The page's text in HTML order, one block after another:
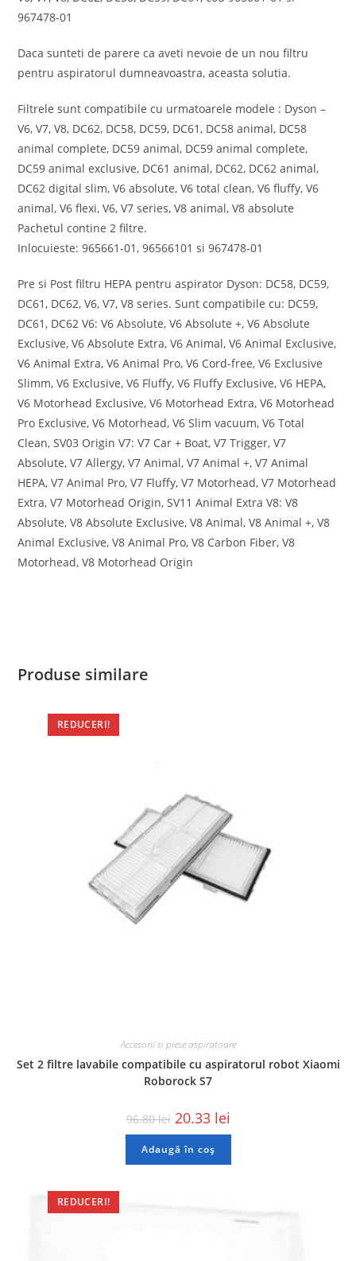
967478-01
Daca sunteti de parere ca aveti nevoie de un nou filtru
pentru aspiratorul dumneavoastra, aceasta solutia.
Filtrele sunt compatibile cu urmatoarele modele : Dyson –
V6, V7, V8, DC62, DC58, DC59, DC61, DC58 animal, DC58
animal complete, DC59 animal, DC59 animal complete,
DC59 animal exclusive, DC61 animal, DC62, DC62 animal,
DC62 digital slim, V6 absolute, V6 total clean, V6 fluffy, V6
animal, V6 flexi, V6, V7 series, V8 animal, V8 absolute
Pachetul contine 2 filtre.
Inlocuieste: 965661-01, 96566101 si 967478-01
Pre si Post filtru HEPA pentru aspirator Dyson: DC58, DC59,
DC61, DC62, V6, V7, V8 series. Sunt compatibile cu: DC59,
DC61, DC62 V6: V6 Absolute, V6 Absolute +, V6 Absolute
Exclusive, V6 Absolute Extra, V6 Animal, V6 Animal Exclusive,
V6 Animal Extra, V6 Animal Pro, V6 Cord-free, V6 Exclusive
Slimm, V6 Exclusive, V6 Fluffy, V6 Fluffy Exclusive, V6 HEPA,
V6 Motorhead Exclusive, V6 Motorhead Extra, V6 Motorhead
Pro Exclusive, V6 Motorhead, V6 Slim vacuum, V6 Total
Clean, SV03 Origin V7: V7 Car + Boat, V7 Trigger, V7
Absolute, V7 Allergy, V7 Animal, V7 Animal +, V7 Animal
HEPA, V7 Animal Pro, V7 Fluffy, V7 Motorhead, V7 Motorhead
Extra, V7 Motorhead Origin, SV11 Animal Extra V8: V8
Absolute, V8 Absolute Exclusive, V8 Animal, V8 Animal +, V8
Animal Exclusive, V8 Animal Pro, V8 Carbon Fiber, V8
Motorhead, V8 Motorhead Origin
Produse similare
REDUCERI!
Accesorii si piese aspiratoare
Set 2 filtre lavabile compatibile cu aspiratorul robot Xiaomi
Roborock S7
96.80lei 20.33 lei
Adaugă în coș
REDUCERI!